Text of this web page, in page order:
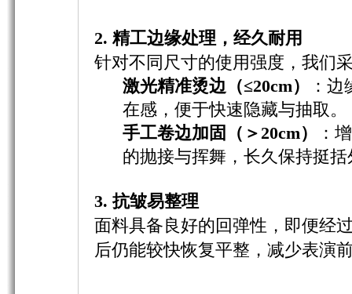
2. 精工边缘处理，经久耐用
针对不同尺寸的使用强度，我们
激光精准烫边（≤20cm）
：
在感，便于快速隐藏与抽取。
手工卷边加固（＞20cm）
：
的抛接与挥舞，长久保持挺括
3. 抗皱易整理
面料具备良好的回弹性，即便经
后仍能较快恢复平整，减少表演